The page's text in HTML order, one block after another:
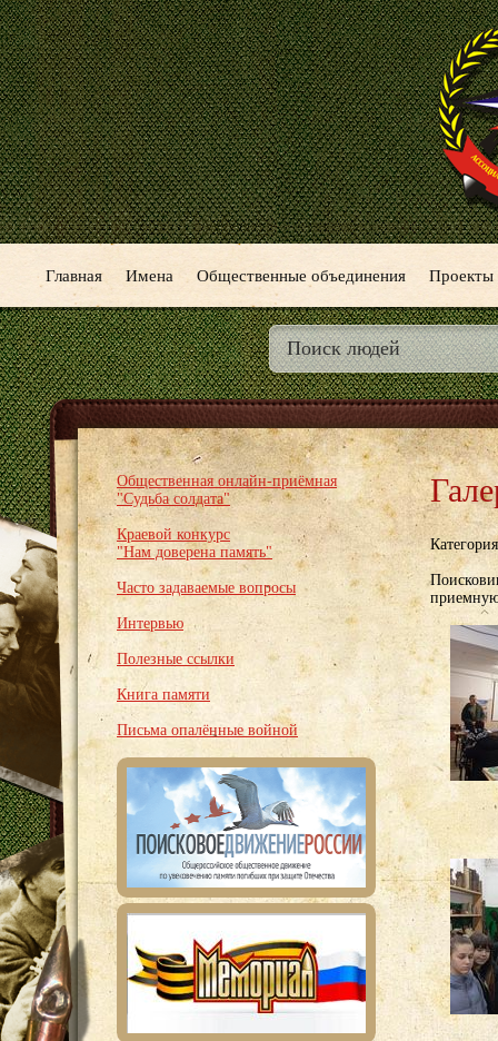
Главная Имена Общественные объединения Проекты
Общественная онлайн-приёмная
"Судьба солдата"
Краевой конкурс
"Нам доверена память"
Часто задаваемые вопросы
Интервью
Полезные ссылки
Книга памяти
Письма опалённые войной
приемную